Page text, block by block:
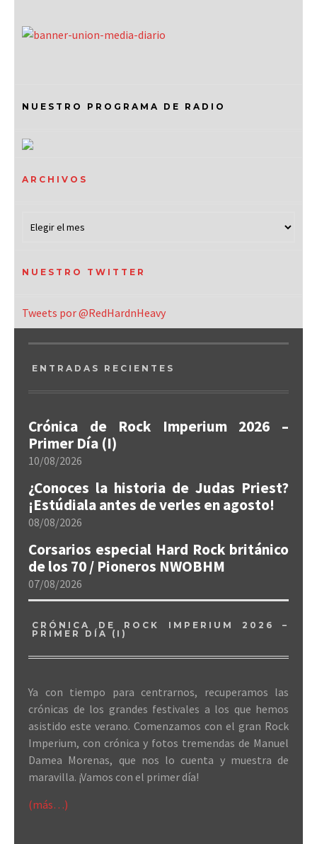
NUESTRO PROGRAMA DE RADIO
ARCHIVOS
NUESTRO TWITTER
Tweets por @RedHardnHeavy
ENTRADAS RECIENTES
Crónica de Rock Imperium 2026 –
Primer Día (I)
10/08/2026
¿Conoces la historia de Judas Priest?
¡Estúdiala antes de verles en agosto!
08/08/2026
Corsarios especial Hard Rock británico
de los 70 / Pioneros NWOBHM
07/08/2026
CRÓNICA DE ROCK IMPERIUM 2026 –
PRIMER DÍA (I)
Ya con tiempo para centrarnos, recuperamos las
crónicas de los grandes festivales a los que hemos
asistido este verano. Comenzamos con el gran Rock
Imperium, con crónica y fotos tremendas de Manuel
Damea Morenas, que nos lo cuenta y muestra de
maravilla. ¡Vamos con el primer día!
(más…)